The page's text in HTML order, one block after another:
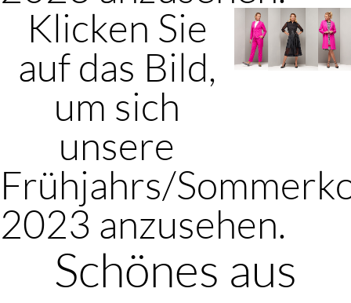
Klicken Sie
auf das Bild,
um sich
unsere
Frühjahrs/
2023 anzusehen.
Schönes aus